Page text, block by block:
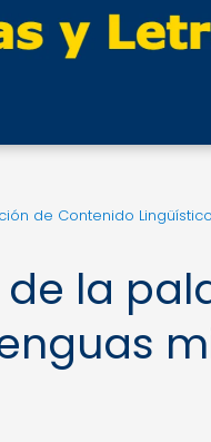
de Contenido Lingüístico
de la